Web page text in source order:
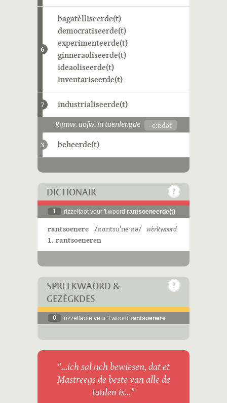
6
bagatèlliseerde(t)
democratiseerde(t)
experimenteerde(t)
ginneraoliseerde(t)
ideaoliseerde(t)
inventariseerde(t)
7 industrialiseerde(t)
Rijmw. aofw. in toenlengde -eːʀdət
3 beheerde(t)
DICTIONAIR
1 rizzeltaot veur 't woord rantsoeneerde(t)
rantsoenere /ʀɑntsuˈneˑʀə/ wèrkwoord
1. rantsoeneren
SPREEKWÄÖRD &
GEZÈGKDES
0 rizzeltaote veur 't woord rantsoenere
"...ich sal uch bewiesen, dat et
Mastreegs de beste van alle de
taulen is..."